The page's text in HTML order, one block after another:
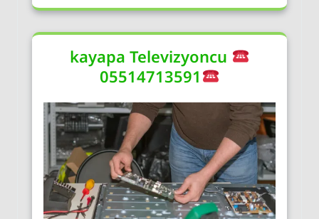
kayapa Televizyoncu
05514713591